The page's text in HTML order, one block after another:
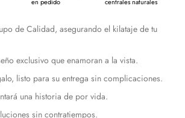
de Calidad, asegurando el kilataje de tu
exclusivo que enamoran a la vista.
listo para su entrega sin complicaciones.
una historia de por vida.
sin contratiempos.